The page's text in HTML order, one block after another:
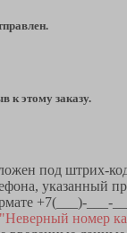
к этому заказу.
под штрих-
указанный
+7(___)-___-
"Неверный номер